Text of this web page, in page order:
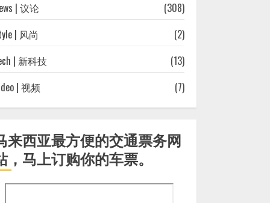
| 议论
(308)
| 风尚
(2)
| 新科技
(13)
| 视频
(7)
来西亚最方便的交通票务网
，马上订购你的车票。